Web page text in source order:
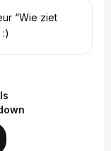
“Wie ziet